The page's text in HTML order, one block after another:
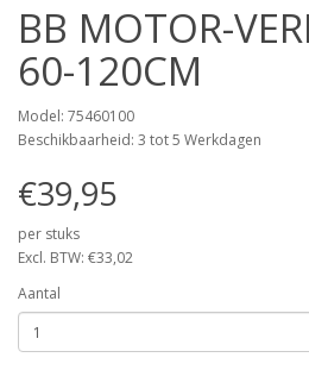
BB MOTOR-
60-120CM
Model: 75460100
Beschikbaarheid: 3 tot 5 Werkdagen
€39,95
per stuks
Excl. BTW: €33,02
Aantal